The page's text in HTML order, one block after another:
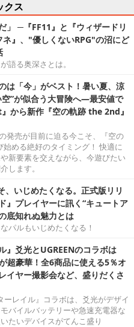
クス
」 ─『FF11』と『ウィザードリ
ネ』、"優しくないRPG"の沼にど
語る奥深さとは。
は「今」がベスト！暑い夏、涼
空”が似合う大冒険へ―最安値で
から新作『空の軌跡 the 2nd』
発売が目前に迫る今こそ、『空の
める絶好のタイミング！ 快適に
新要素を交えながら、今遊びたい
します。
いじめたくなる。正式版リリ
』プレイヤーに訊く“キュートア
底知れぬ魅力とは
パルもいじめたくなる！
』爻光とUGREENのコラボは
超豪華！全6商品に使える5％オ
イヤー撮影会など、盛りだくさ
ーレイル』コラボは、爻光がデザイ
バイルバッテリーや急速充電器な
たいデバイスがてんこ盛り